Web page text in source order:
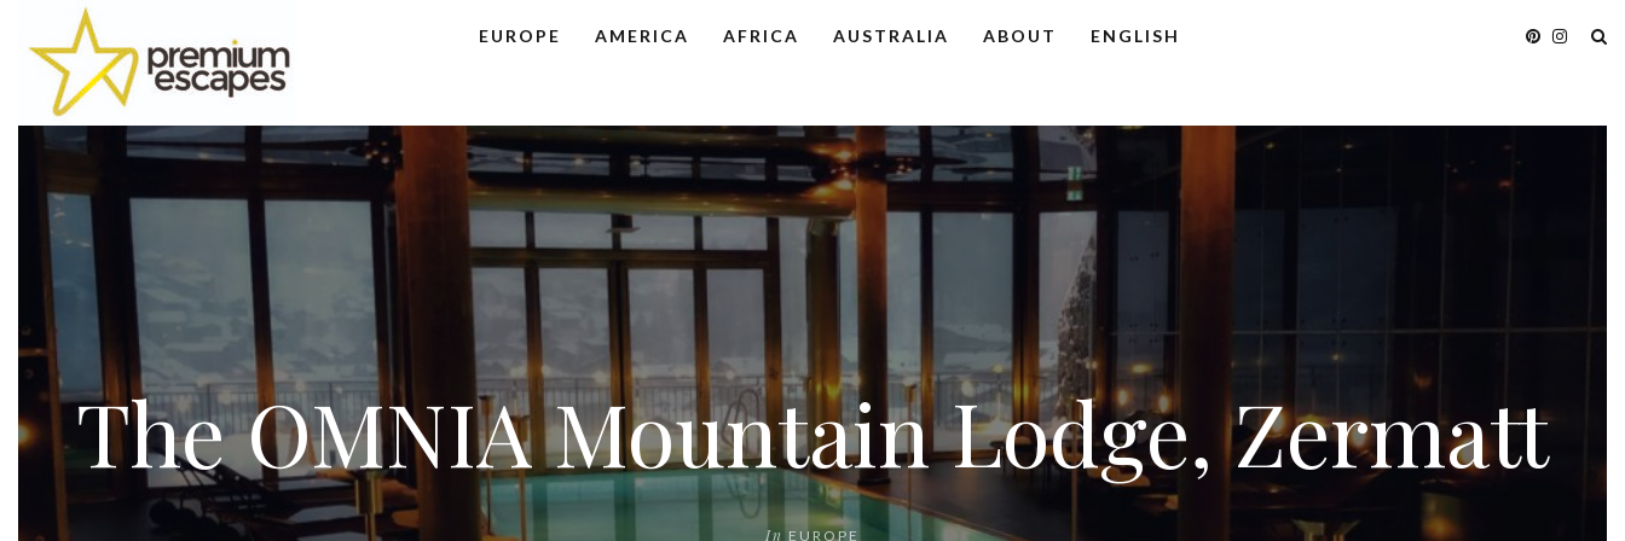
EUROPE AMERICA AFRICA AUSTRALIA ABOUT ENGLISH
The OMNIA Mountain Lodge, Zermatt
In EUROPE